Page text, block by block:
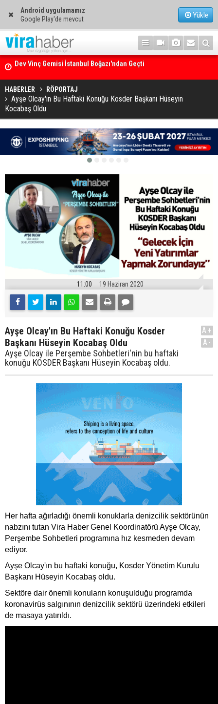
Android uygulamamız
Google Play'de mevcut
Yükle
Ege Denizi’nin En Büyük Mercan Ormanı
HABERLER RÖPORTAJ
Ayşe Olcay'ın Bu Haftaki Konuğu Kosder Başkanı Hüseyin
Kocabaş Oldu
11:00 19 Haziran 2020
Ayşe Olcay'ın Bu Haftaki Konuğu Kosder
Başkanı Hüseyin Kocabaş Oldu
Ayşe Olcay ile Perşembe Sohbetleri'nin bu haftaki
konuğu KOSDER Başkanı Hüseyin Kocabaş oldu.
A+
A-
Her hafta ağırladığı önemli konuklarla denizcilik sektörünün
nabzını tutan Vira Haber Genel Koordinatörü Ayşe Olcay,
Perşembe Sohbetleri programına hız kesmeden devam
ediyor.
Ayşe Olcay'ın bu haftaki konuğu, Kosder Yönetim Kurulu
Başkanı Hüseyin Kocabaş oldu.
Sektöre dair önemli konuların konuşulduğu programda
koronavirüs salgınının denizcilik sektörü üzerindeki etkileri
de masaya yatırıldı.